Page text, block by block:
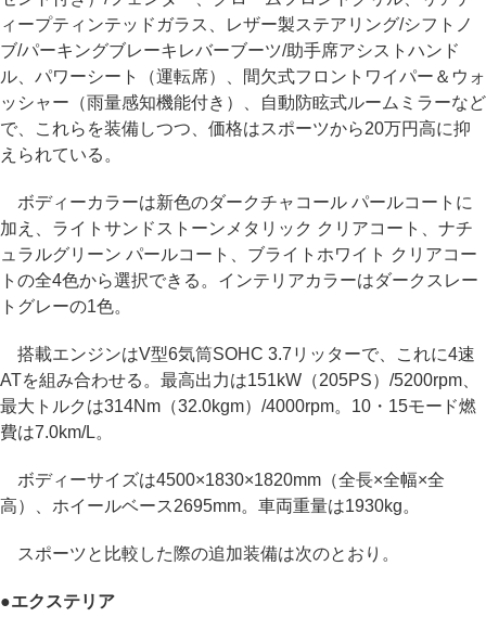
ィープティンテッドガラス、レザー製ステアリング/シフトノ
ブ/パーキングブレーキレバーブーツ/助手席アシストハンド
ル、パワーシート（運転席）、間欠式フロントワイパー＆ウォ
ッシャー（雨量感知機能付き）、自動防眩式ルームミラーなど
で、これらを装備しつつ、価格はスポーツから20万円高に抑
えられている。
ボディーカラーは新色のダークチャコール パールコートに
加え、ライトサンドストーンメタリック クリアコート、ナチ
ュラルグリーン パールコート、ブライトホワイト クリアコー
トの全4色から選択できる。インテリアカラーはダークスレー
トグレーの1色。
搭載エンジンはV型6気筒SOHC 3.7リッターで、これに4速
ATを組み合わせる。最高出力は151kW（205PS）/5200rpm、
最大トルクは314Nm（32.0kgm）/4000rpm。10・15モード燃
費は7.0km/L。
ボディーサイズは4500×1830×1820mm（全長×全幅×全
高）、ホイールベース2695mm。車両重量は1930kg。
スポーツと比較した際の追加装備は次のとおり。
●エクステリア